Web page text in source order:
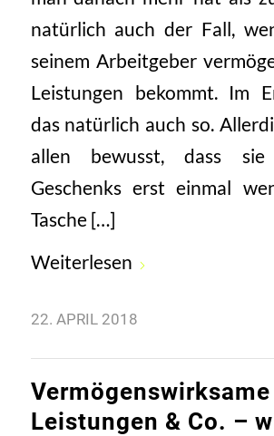
natürlich auch der Fall,
seinem Arbeitgeber
Leistungen bekommt. Im
das natürlich auch so.
allen bewusst, dass
Geschenks erst einmal
Tasche […]
Weiterlesen
22. APRIL 2018
Vermögenswirksame
Leistungen & Co. –